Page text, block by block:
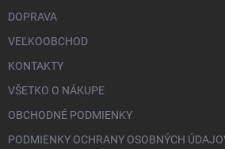
DOPRAVA
VEĽKOOBCHOD
KONTAKTY
VŠETKO O NÁKUPE
OBCHODNÉ PODMIENKY
PODMIENKY OCHRANY OSOBNÝCH